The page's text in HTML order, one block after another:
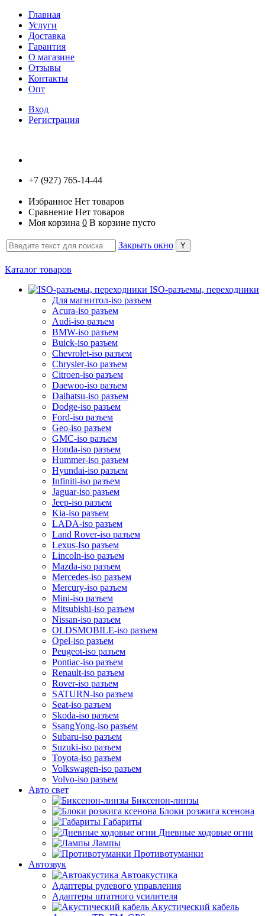
Главная
Услуги
Доставка
Гарантия
О магазине
Отзывы
Контакты
Опт
Вход
Регистрация
+7 (927) 765-14-44
Избранное Нет товаров
Сравнение Нет товаров
Моя корзина 0 В корзине пусто
Закрыть окно
Каталог товаров
ISO-разъемы, переходники
Для магнитол-iso разъем
Acura-iso разъем
Audi-iso разъем
BMW-iso разъем
Buick-iso разъем
Chevrolet-iso разъем
Chrysler-iso разъем
Citroen-iso разъем
Daewoo-iso разъем
Daihatsu-iso разъем
Dodge-iso разъем
Ford-iso разъем
Geo-iso разъем
GMC-iso разъем
Honda-iso разъем
Hummer-iso разъем
Hyundai-iso разъем
Infiniti-iso разъем
Jaguar-iso разъем
Jeep-iso разъем
Kia-iso разъем
LADA-iso разъем
Land Rover-iso разъем
Lexus-Iso разъем
Lincoln-iso разъем
Mazda-iso разъем
Mercedes-iso разъем
Mercury-iso разъем
Mini-iso разъем
Mitsubishi-iso разъем
Nissan-iso разъем
OLDSMOBILE-iso разъем
Opel-iso разъем
Peugeot-iso разъем
Pontiac-iso разъем
Renault-iso разъем
Rover-iso разъем
SATURN-iso разъем
Seat-iso разъем
Skoda-iso разъем
SsangYong-iso разъем
Subaru-iso разъем
Suzuki-iso разъем
Toyota-iso разъем
Volkswagen-iso разъем
Volvo-iso разъем
Авто свет
Биксенон-линзы
Блоки розжига ксенона
Габариты
Дневные ходовые огни
Лампы
Противотуманки
Автозвук
Автоакустика
Адаптеры рулевого управления
Адаптеры штатного усилителя
Акустический кабель